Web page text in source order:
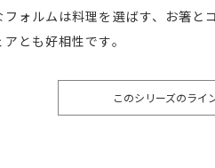
ォルムは料理を選ばす、お箸
とも好相性です。
このシリーズのライ